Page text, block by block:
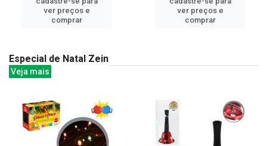
ver preços e
comprar
ver preços e
comprar
Especial de Natal Zein
Veja mais